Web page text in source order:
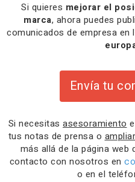
Si quieres mejorar el
marca, ahora puedes
comunicados de empresa en
Envía tu
Si necesitas asesoramiento
tus notas de prensa o
más allá de la página web
contacto con nosotros en
o en el